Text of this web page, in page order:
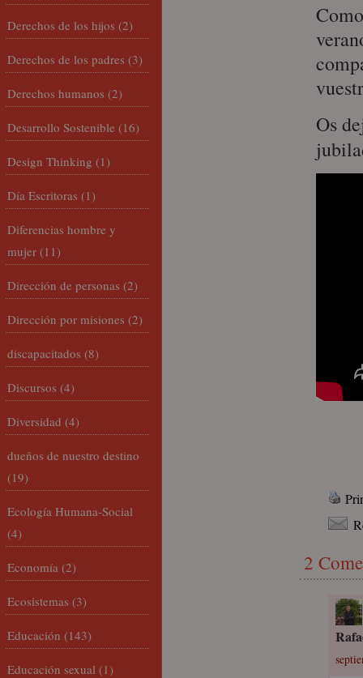
Os
2
Derechos de los hijos (2)
Derechos de los padres (3)
Derechos humanos (2)
Desarrollo Sostenible (16)
Design Thinking (1)
Día Escritoras (1)
Diferencias hombre y
mujer (11)
Dirección de personas (2)
Dirección por misiones (2)
discapacitados (8)
Discursos (4)
Diversidad (4)
dueños de nuestro destino
(19)
Ecología Humana-Social
(4)
Economía (2)
Ecosistemas (3)
Educación (143)
Educación sexual (1)